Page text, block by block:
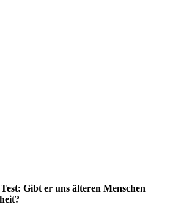
Gibt er uns älteren Menschen